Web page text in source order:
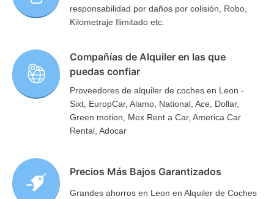
responsabilidad por daños por colisión, Robo,
Kilometraje Ilimitado etc.
Compañías de Alquiler en las que
puedas confiar
Proveedores de alquiler de coches en Leon -
Sixt, EuropCar, Alamo, National, Ace, Dollar,
Green motion, Mex Rent a Car, America Car
Rental, Adocar
Precios Más Bajos Garantizados
Grandes ahorros en Leon en Alquiler de Coches